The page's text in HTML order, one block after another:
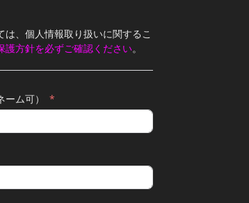
は、個人情報取り扱いに関するこ
護方針を必ずご確認ください。
ム可）